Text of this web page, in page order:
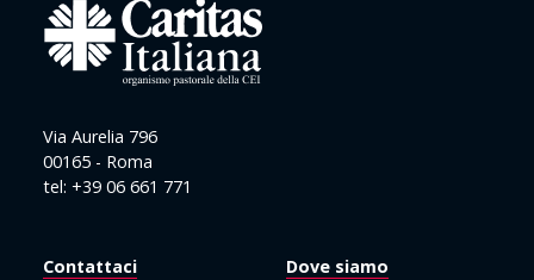
Via Aurelia 796
00165 - Roma
tel: +39 06 661 771
Contattaci Dove siamo